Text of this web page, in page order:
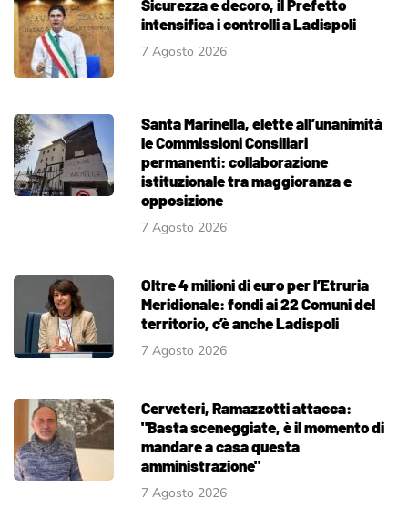
Sicurezza e decoro, il Prefetto
intensifica i controlli a Ladispoli
7 Agosto 2026
Santa Marinella, elette all’unanimità
le Commissioni Consiliari
permanenti: collaborazione
istituzionale tra maggioranza e
opposizione
7 Agosto 2026
Oltre 4 milioni di euro per l’Etruria
Meridionale: fondi ai 22 Comuni del
territorio, c’è anche Ladispoli
7 Agosto 2026
Cerveteri, Ramazzotti attacca:
"Basta sceneggiate, è il momento di
mandare a casa questa
amministrazione"
7 Agosto 2026